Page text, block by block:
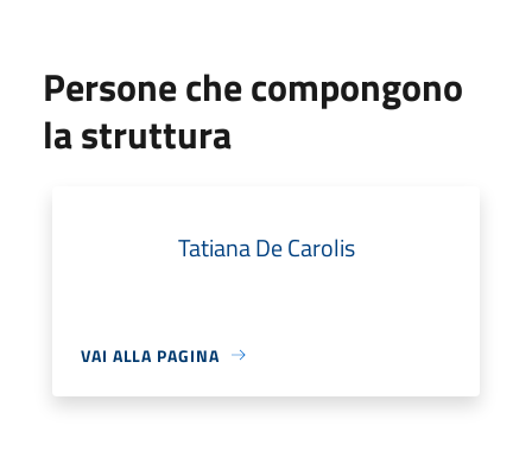
Persone che compongono
la struttura
Tatiana De Carolis
VAI ALLA PAGINA